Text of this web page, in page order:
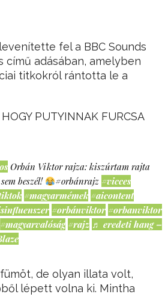
fel a BBC Sounds
című adásában, amelyben
titkokról rántotta le a
PUTYINNAK FURCSA
Orbán Viktor rajza: kiszúrtam rajta
beszél!
#orbánrajz #vicces
#magyarmémek #aicontent
#orbánviktor #orbanviktor
#magyarvalóság #rajz ♬ eredeti hang –
de olyan illata volt,
lépett volna ki. Mintha